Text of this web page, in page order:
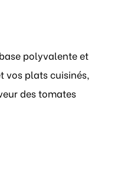
polyvalente et
vos plats cuisinés,
des tomates